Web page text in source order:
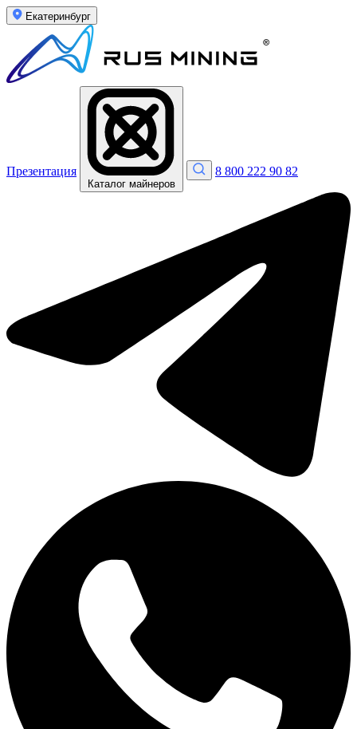
Екатеринбург
Презентация
Каталог майнеров
8 800 222 90 82